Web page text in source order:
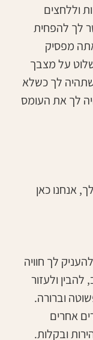
וללחצים
לך להפחית
מפסיק
על מצבך
לך כשלא
לך את העומס
אנחנו כאן
לך חוויה
להבין ולעזור
וברורה.
אחרים
ובקלות.